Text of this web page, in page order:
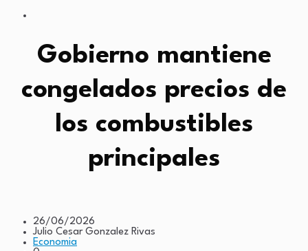
Gobierno mantiene
congelados precios de
los combustibles
principales
26/06/2026
Julio Cesar Gonzalez Rivas
Economia